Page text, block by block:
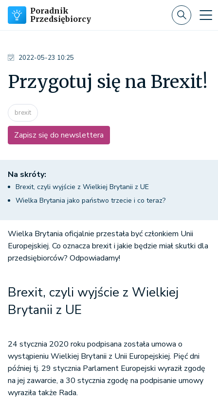
Poradnik
Przedsiębiorcy
2022-05-23 10:25
Przygotuj się na Brexit!
brexit
Zapisz się do newslettera
Na skróty:
Brexit, czyli wyjście z Wielkiej Brytanii z UE
Wielka Brytania jako państwo trzecie i co teraz?
Wielka Brytania oficjalnie przestała być członkiem Unii
Europejskiej. Co oznacza brexit i jakie będzie miał skutki dla
przedsiębiorców? Odpowiadamy!
Brexit, czyli wyjście z Wielkiej
Brytanii z UE
24 stycznia 2020 roku podpisana została umowa o
wystąpieniu Wielkiej Brytanii z Unii Europejskiej. Pięć dni
później tj. 29 stycznia Parlament Europejski wyraził zgodę
na jej zawarcie, a 30 stycznia zgodę na podpisanie umowy
wyraziła także Rada.